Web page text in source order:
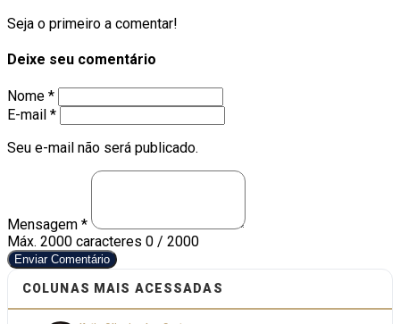
Seja o primeiro a comentar!
Deixe seu comentário
Nome *
E-mail *
Seu e-mail não será publicado.
Mensagem *
Máx. 2000 caracteres 0 / 2000
Enviar Comentário
COLUNAS MAIS ACESSADAS